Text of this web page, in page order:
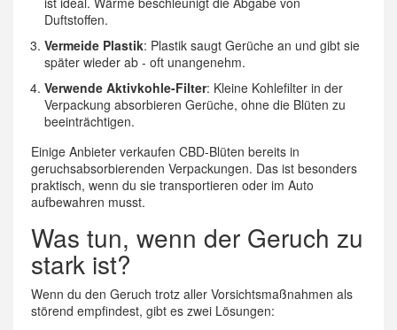
Duftstoffen.
Vermeide Plastik: Plastik saugt Gerüche an und gibt sie
später wieder ab - oft unangenehm.
Verwende Aktivkohle-Filter: Kleine Kohlefilter in der
Verpackung absorbieren Gerüche, ohne die Blüten zu
beeinträchtigen.
Einige Anbieter verkaufen CBD-Blüten bereits in
geruchsabsorbierenden Verpackungen. Das ist besonders
praktisch, wenn du sie transportieren oder im Auto
aufbewahren musst.
Was tun, wenn der Geruch zu
stark ist?
Wenn du den Geruch trotz aller Vorsichtsmaßnahmen als
störend empfindest, gibt es zwei Lösungen: